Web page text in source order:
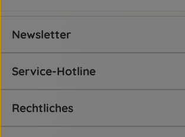
Newsletter
Service-Hotline
Rechtliches